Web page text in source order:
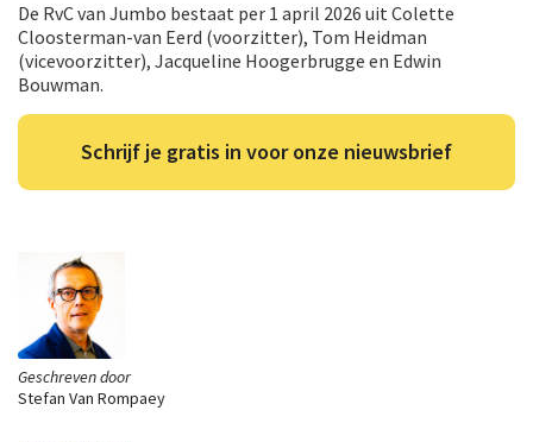
Geschreven door
Stefan Van Rompaey
De RvC van Jumbo bestaat per 1 april 2026 uit Colette
Cloosterman-van Eerd (voorzitter), Tom Heidman
(vicevoorzitter), Jacqueline Hoogerbrugge en Edwin
Bouwman.
Schrijf je gratis in voor onze nieuwsbrief